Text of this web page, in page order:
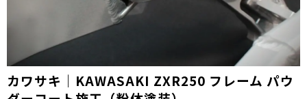
カワサキ｜KAWASAKI ZXR250 フレーム パウ